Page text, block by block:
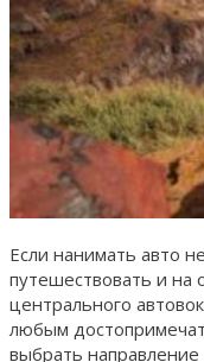
Если нанимать авто
путешествовать и на
центрального
любым
выбрать